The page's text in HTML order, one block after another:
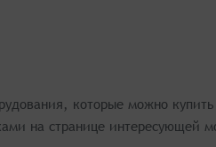
которые можно
на странице интересующей